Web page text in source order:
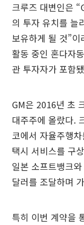
크루즈 대변인은
의 투자 유치를 늘
보유하게 될 것”
활동 중인 혼다자
관 투자자가 포함
GM은 2016년 초
대주주에 올랐다.
코에서 자율주행
택시 서비스를 구
일본 소프트뱅크
달러를 조달하며
특히 이번 계약을